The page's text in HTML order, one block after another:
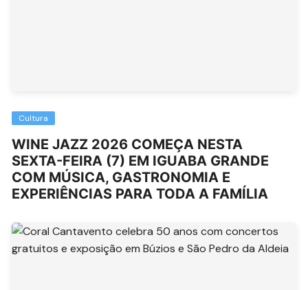
Cultura
WINE JAZZ 2026 COMEÇA NESTA
SEXTA-FEIRA (7) EM IGUABA GRANDE
COM MÚSICA, GASTRONOMIA E
EXPERIÊNCIAS PARA TODA A FAMÍLIA